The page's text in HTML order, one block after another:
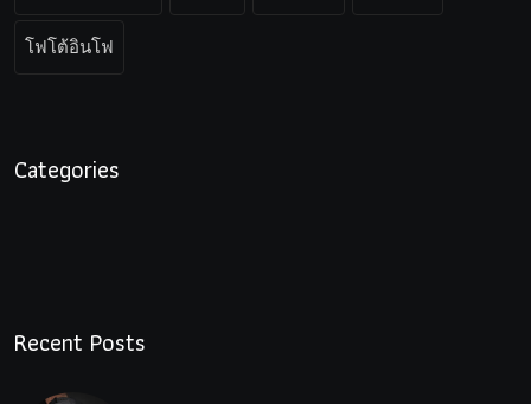
โฟโต้อินโฟ
Categories
Recent Posts